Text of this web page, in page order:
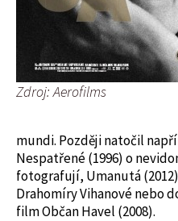
Zdroj: Aerofilms
mundi. Později natočil
Nespatřené (1996) o
fotografují, Umanutá
Drahomíry Vihanové nebo
film Občan Havel (2008).